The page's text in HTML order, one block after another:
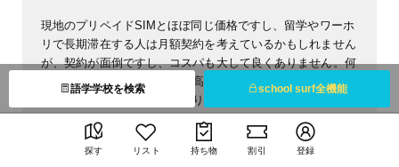
探す リスト 持ち物 割引 登録
語学学校を検索 school surf全機能
現地のプリペイドSIMとほぼ同じ価格ですし、留学やワーホ
リで長期滞在する人は月額契約を考えているかもしれません
が、契約が面倒ですし、コスパも大して良くありません。何
より解約し忘れて帰国して「高額な請求が来るのでは？」と
怯える日々を送る可能性もあります。
eSIMのSailyならそういった不安も一切なし。簡単・コスパ
最強です。